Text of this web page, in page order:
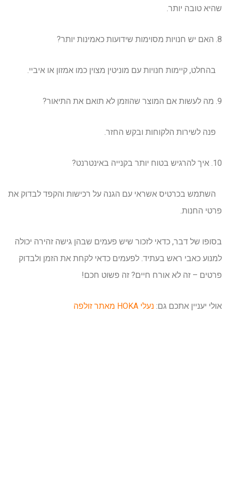
שהיא טובה יותר.
8. האם יש חנויות מסוימות שידועות כאמינות יותר?
בהחלט, קיימות חנויות עם מוניטין מצוין כמו אמזון או איביי.
9. מה לעשות אם המוצר שהוזמן לא תואם את התיאור?
פנה לשירות הלקוחות ובקש החזר.
10. איך להרגיש בטוח יותר בקנייה באינטרנט?
השתמש בכרטיס אשראי עם הגנה על רכישות והקפד לבדוק את
פרטי החנות.
בסופו של דבר, כדאי לזכור שיש פעמים שבהן גישה זהירה יכולה
למנוע כאבי ראש בעתיד. לפעמים כדאי לקחת את הזמן ולבדוק
פרטים – זה לא אורח חיים? זה פשוט חכם!
אולי יעניין אתכם גם: נעלי HOKA מאתר זולפה